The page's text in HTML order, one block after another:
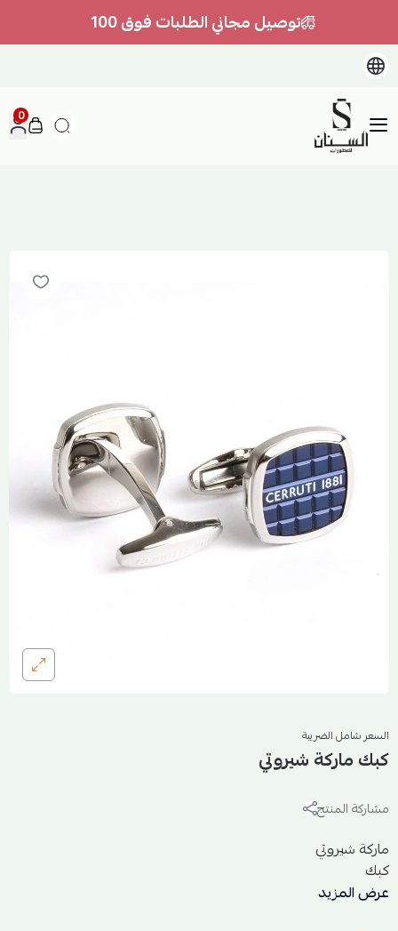
توصيل مجاني الطلبات فوق 100
السنان للعطور والعسل الطبيعي
0
السعر شامل الضريبة
كبك ماركة شيروتي
مشاركة المنتج
ماركة شيروتي
كبك
عرض المزيد